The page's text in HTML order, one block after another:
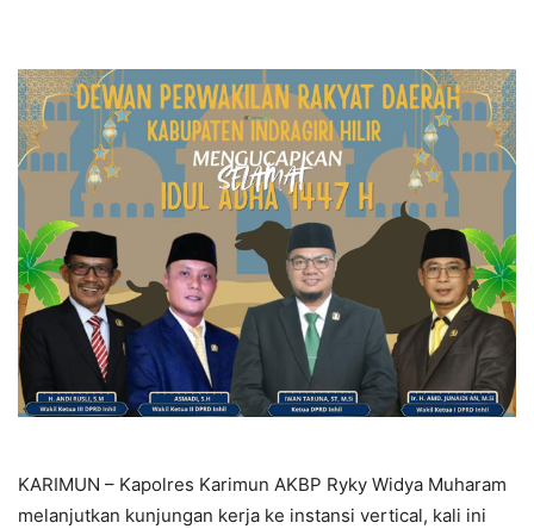
KARIMUN – Kapolres Karimun AKBP Ryky Widya Muharam
melanjutkan kunjungan kerja ke instansi vertical, kali ini